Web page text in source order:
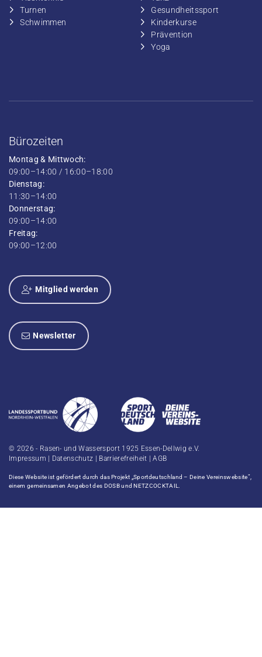
​​Turnen
​​Schwimmen
​Gesundheitssport
​Kinderkurse
Prävention
Yoga
Bürozeiten
Montag & Mittwoch:
09:00–14:00 / 16:00–18:00
Dienstag:
11:30–14:00
Donnerstag:
09:00–14:00
Freitag:
09:00–12:00
Mitglied werden
Newsletter
© 2026 - Rasen- und Wassersport 1925 Essen-Dellwig e.V.
Impressum | Datenschutz | Barrierefreiheit |AGB
Diese Website ist gefördert durch das Projekt „Sportdeutschland – Deine Vereinswebsite”,
einem gemeinsamen Angebot des DOSB und NETZCOCKTAIL.